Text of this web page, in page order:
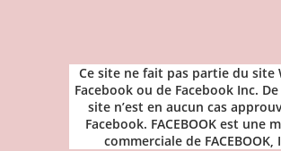
Ce site ne fait pas partie du site
Facebook ou de Facebook Inc.
site n’est en aucun cas
Facebook. FACEBOOK est une
commerciale de FACEBOOK,